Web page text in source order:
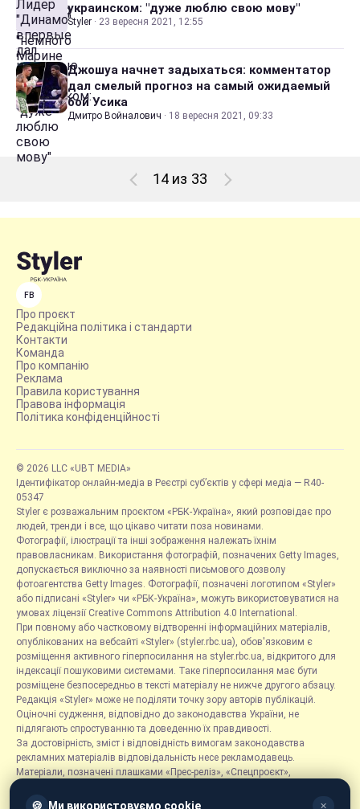
украинском: "дуже люблю свою мову"
Styler · 23 вересня 2021, 12:55
Джошуа начнет задыхаться: комментатор
дал смелый прогноз на самый ожидаемый
бой Усика
Дмитро Войналович · 18 вересня 2021, 09:33
14 из 33
FB
Про проєкт
Редакційна політика і стандарти
Контакти
Команда
Про компанію
Реклама
Правила користування
Правова інформація
Політика конфіденційності
© 2026 LLC «UBT MEDIA»
Ідентифікатор онлайн-медіа в Реєстрі суб’єктів у сфері медіа — R40-
05347
Styler є розважальним проєктом «РБК-Україна», який розповідає про
людей, тренди і все, що цікаво читати поза новинами.
Фотографії, ілюстрації та інші зображення належать їхнім
правовласникам. Використання фотографій, позначених Getty Images,
допускається виключно за наявності письмового дозволу
фотоагентства Getty Images. Фотографії, позначені логотипом «Styler»
або підписані «Styler» чи «РБК-Україна», можуть використовуватися на
умовах ліцензії Creative Commons Attribution 4.0 International.
При повному або частковому відтворенні інформаційних матеріалів,
опублікованих на вебсайті «Styler» (styler.rbc.ua), обов'язковим є
розміщення активного гіперпосилання на styler.rbc.ua, відкритого для
індексації пошуковими системами. Таке гіперпосилання має бути
розміщене безпосередньо в тексті матеріалу не нижче другого абзацу.
Редакція «Styler» може не поділяти точку зору авторів публікацій.
Оціночні судження, відповідно до законодавства України, не
підлягають спростуванню та доведенню їх правдивості.
За достовірність, зміст і відповідність вимогам законодавства
рекламних матеріалів відповідальність несе рекламодавець.
Матеріали, позначені плашками «Прес-реліз», «Спецпроєкт»,
розміщуються на правах реклами.
🍪 Ми використовуємо cookie ✕